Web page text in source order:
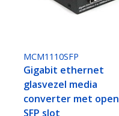
MCM1110SFP
Gigabit ethernet
glasvezel media
converter met open
SFP slot